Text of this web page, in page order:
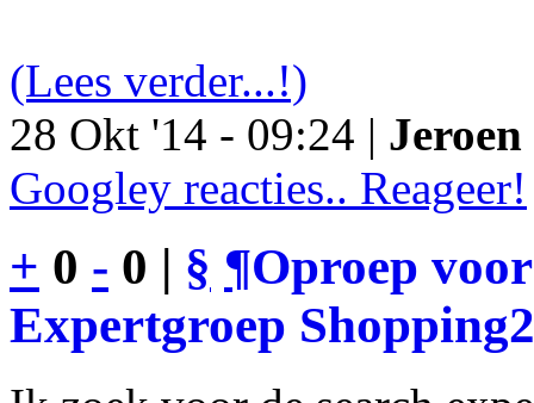
(Lees verder...!)
28 Okt '14 - 09:24 |
Googley reacties.. Reageer!
+ 0 - 0 | § ¶Oproep
Expertgroep